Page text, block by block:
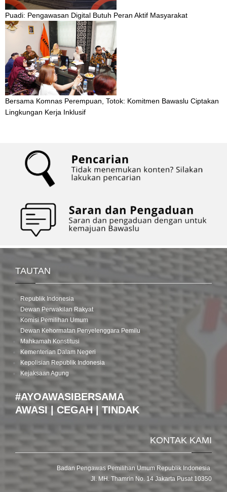
Puadi: Pengawasan Digital Butuh Peran Aktif Masyarakat
Bersama Komnas Perempuan, Totok: Komitmen Bawaslu Ciptakan
Lingkungan Kerja Inklusif
TAUTAN
Republik Indonesia
Dewan Perwakilan Rakyat
Komisi Pemilihan Umum
Dewan Kehormatan Penyelenggara Pemilu
Mahkamah Konstitusi
Kementerian Dalam Negeri
Kepolisian Republik Indonesia
Kejaksaan Agung
#AYOAWASIBERSAMA
AWASI | CEGAH | TINDAK
KONTAK KAMI
Badan Pengawas Pemilihan Umum Republik Indonesia
Jl. MH. Thamrin No. 14 Jakarta Pusat 10350